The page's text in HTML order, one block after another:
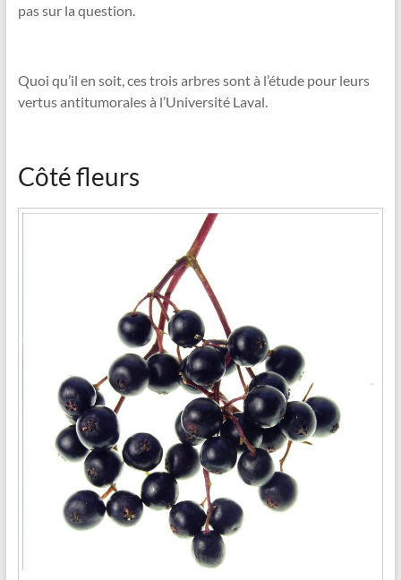
pas sur la question.
Quoi qu’il en soit, ces trois arbres sont à l’étude pour leurs
vertus antitumorales à l’Université Laval.
Côté fleurs